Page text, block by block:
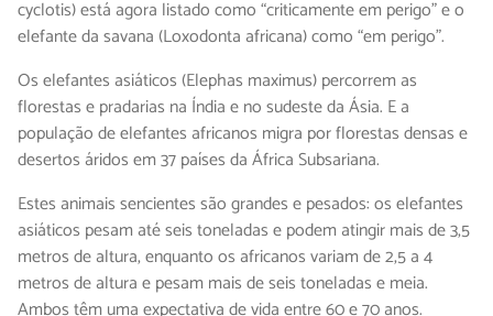
cyclotis) está agora listado como “criticamente em perigo” e o
elefante da savana (Loxodonta africana) como “em perigo”.
Os elefantes asiáticos (Elephas maximus) percorrem as
florestas e pradarias na Índia e no sudeste da Ásia. E a
população de elefantes africanos migra por florestas densas e
desertos áridos em 37 países da África Subsariana.
Estes animais sencientes são grandes e pesados: os elefantes
asiáticos pesam até seis toneladas e podem atingir mais de 3,5
metros de altura, enquanto os africanos variam de 2,5 a 4
metros de altura e pesam mais de seis toneladas e meia.
Ambos têm uma expectativa de vida entre 60 e 70 anos.